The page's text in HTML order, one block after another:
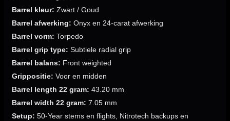
Barrel kleur: Zwart / Goud
Barrel afwerking: Onyx en 24-carat afwerking
Barrel vorm: Torpedo
Barrel grip type: Subtiele radial grip
Barrel balans: Front weighted
Grippositie: Voor en midden
Barrel length 22 gram: 43.20 mm
Barrel width 22 gram: 7.05 mm
Setup: 50-Year stems en flights, Nitrotech backups en